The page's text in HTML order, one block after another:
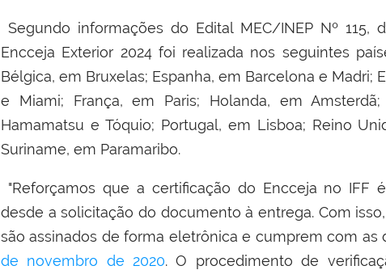
Segundo informações do Edital MEC/INEP Nº
Encceja Exterior 2024 foi realizada nos seguintes
Bélgica, em Bruxelas; Espanha, em Barcelona e Madri;
e Miami; França, em Paris; Holanda, em
Hamamatsu e Tóquio; Portugal, em Lisboa; Reino
Suriname, em Paramaribo.
"Reforçamos que a certificação do Encceja no IFF
desde a solicitação do documento à entrega. Com
são assinados de forma eletrônica e cumprem com as
de novembro de 2020. O procedimento de